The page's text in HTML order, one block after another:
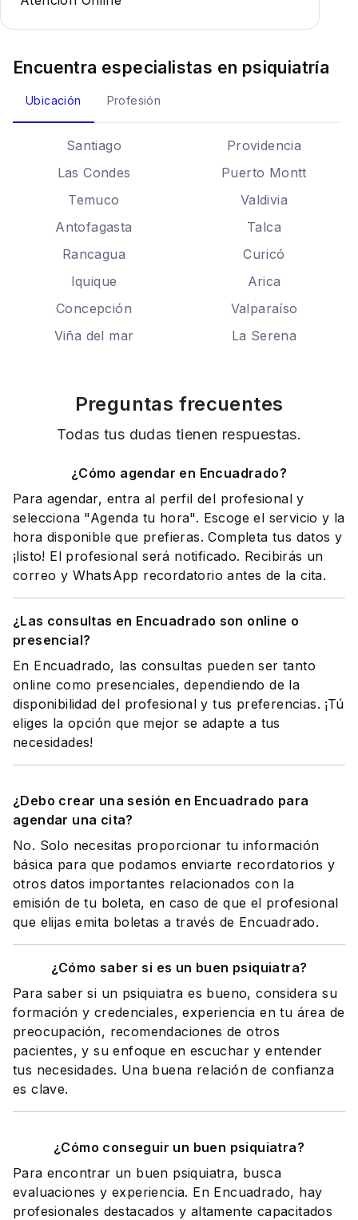
Encuentra especialistas en psiquiatría
Ubicación Profesión
Santiago
Providencia
Las Condes
Puerto Montt
Temuco
Valdivia
Antofagasta
Talca
Rancagua
Curicó
Iquique
Arica
Concepción
Valparaíso
Viña del mar
La Serena
Preguntas frecuentes
Todas tus dudas tienen respuestas.
¿Cómo agendar en Encuadrado?
Para agendar, entra al perfil del profesional y
selecciona "Agenda tu hora". Escoge el servicio y la
hora disponible que prefieras. Completa tus datos y
¡listo! El profesional será notificado. Recibirás un
correo y WhatsApp recordatorio antes de la cita.
¿Las consultas en Encuadrado son online o
presencial?
En Encuadrado, las consultas pueden ser tanto
online como presenciales, dependiendo de la
disponibilidad del profesional y tus preferencias. ¡Tú
eliges la opción que mejor se adapte a tus
necesidades!
¿Debo crear una sesión en Encuadrado para
agendar una cita?
No. Solo necesitas proporcionar tu información
básica para que podamos enviarte recordatorios y
otros datos importantes relacionados con la
emisión de tu boleta, en caso de que el profesional
que elijas emita boletas a través de Encuadrado.
¿Cómo saber si es un buen psiquiatra?
Para saber si un psiquiatra es bueno, considera su
formación y credenciales, experiencia en tu área de
preocupación, recomendaciones de otros
pacientes, y su enfoque en escuchar y entender
tus necesidades. Una buena relación de confianza
es clave.
¿Cómo conseguir un buen psiquiatra?
Para encontrar un buen psiquiatra, busca
evaluaciones y experiencia. En Encuadrado, hay
profesionales destacados y altamente capacitados